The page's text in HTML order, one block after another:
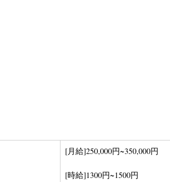
[月給]250,000円~350,000円
[時給]1300円~1500円